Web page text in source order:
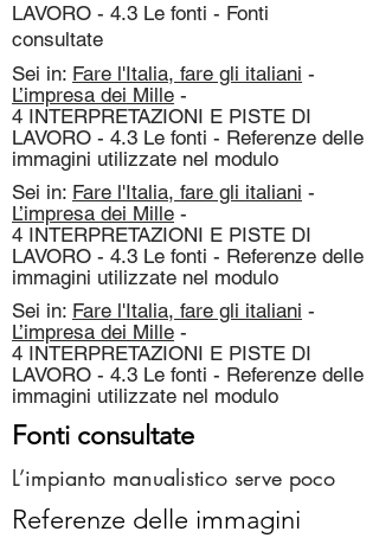
LAVORO - 4.3 Le fonti - Fonti
consultate
Sei in: Fare l'Italia, fare gli italiani -
L’impresa dei Mille -
4 INTERPRETAZIONI E PISTE DI
LAVORO - 4.3 Le fonti - Referenze delle
immagini utilizzate nel modulo
Sei in: Fare l'Italia, fare gli italiani -
L’impresa dei Mille -
4 INTERPRETAZIONI E PISTE DI
LAVORO - 4.3 Le fonti - Referenze delle
immagini utilizzate nel modulo
Sei in: Fare l'Italia, fare gli italiani -
L’impresa dei Mille -
4 INTERPRETAZIONI E PISTE DI
LAVORO - 4.3 Le fonti - Referenze delle
immagini utilizzate nel modulo
Fonti consultate
L’impianto manualistico serve poco
Referenze delle immagini